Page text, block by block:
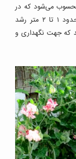
محسوب می‌شود که در
صورت داشتن پایه و یا تکیه‌گاه مناسب بوته‌اش حدود ۱ تا ۲ متر رشد
که جهت نگهداری و